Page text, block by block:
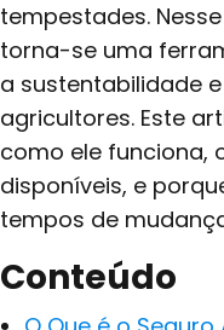
tempestades.
torna-se uma
a sustentabilidade
agricultores. Este
como ele funciona,
disponíveis, e
tempos de
Conteúdo